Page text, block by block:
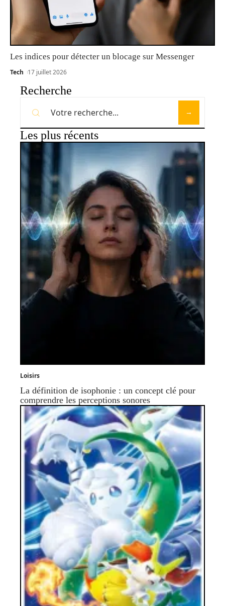
Les indices pour détecter un blocage sur Messenger
Tech 17 juillet 2026
Recherche
Les plus récents
Loisirs
La définition de isophonie : un concept clé pour
comprendre les perceptions sonores